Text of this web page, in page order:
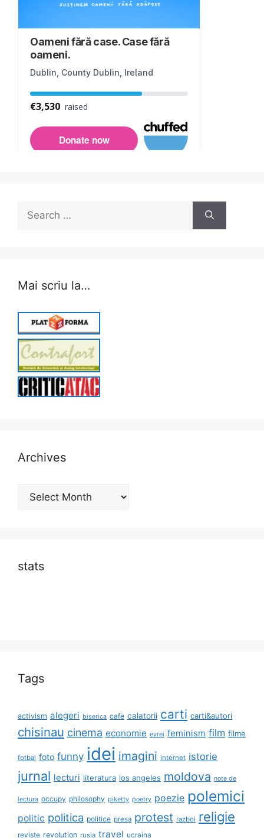
Search
for:
Mai scriu la…
Archives
Archives
stats
Tags
activism alegeri biserica cafe calatorii carti carti&autori
chisinau cinema economie evrei feminism film filme
fotbal foto funny idei imagini internet istorie
jurnal lecturi literatura los angeles moldova note de
lectura occupy philosophy piketty poetry poezie polemici
politic politica politice presa protest razboi religie
reviste revolution rusia travel ucraina